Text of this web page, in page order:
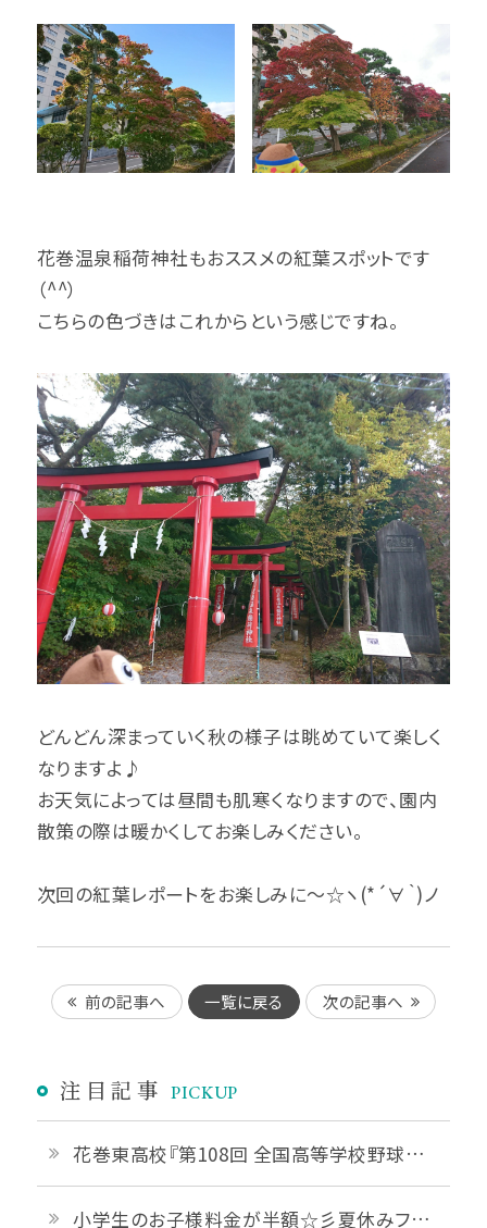
花巻温泉稲荷神社もおススメの紅葉スポットです
（^^）
こちらの色づきはこれからという感じですね。
どんどん深まっていく秋の様子は眺めていて楽しく
なりますよ♪
お天気によっては昼間も肌寒くなりますので、園内
散策の際は暖かくしてお楽しみください。
次回の紅葉レポートをお楽しみに～☆ヽ(*´∀｀)ノ
前の記事へ 一覧に戻る 次の記事へ
注目記事 PICKUP
花巻東高校『第108回 全国高等学校野球選手権 岩手大会』優勝おめでとうございます！
小学生のお子様料金が半額☆彡夏休みファミリープランご予約受付中です♪